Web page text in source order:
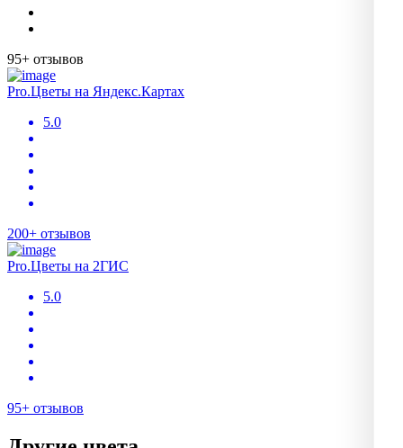
95+ отзывов
Pro.Цветы на Яндекс.Картах
5.0
200+ отзывов
Pro.Цветы на 2ГИС
5.0
95+ отзывов